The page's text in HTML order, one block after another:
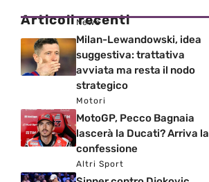
Articoli recenti
News
Milan-Lewandowski, idea
suggestiva: trattativa
avviata ma resta il nodo
strategico
Motori
MotoGP, Pecco Bagnaia
lascerà la Ducati? Arriva la
confessione
Altri Sport